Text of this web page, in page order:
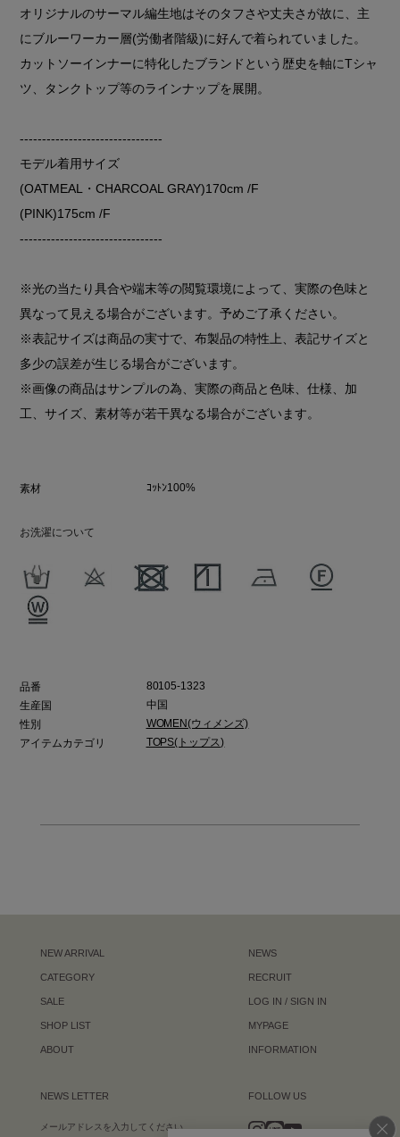
オリジナルのサーマル編生地はそのタフさや丈夫さが故に、主
にブルーワーカー層(労働者階級)に好んで着られていました。
カットソーインナーに特化したブランドという歴史を軸にTシャ
ツ、タンクトップ等のラインナップを展開。
--------------------------------
モデル着用サイズ
(OATMEAL・CHARCOAL GRAY)170cm /F
(PINK)175cm /F
--------------------------------
※光の当たり具合や端末等の閲覧環境によって、実際の色味と
異なって見える場合がございます。予めご了承ください。
※表記サイズは商品の実寸で、布製品の特性上、表記サイズと
多少の誤差が生じる場合がございます。
※画像の商品はサンプルの為、実際の商品と色味、仕様、加
工、サイズ、素材等が若干異なる場合がございます。
素材 ｺｯﾄﾝ100%
お洗濯について
品番
80105-1323
生産国
中国
性別
WOMEN(ウィメンズ)
アイテムカテゴリ
TOPS(トップス)
NEW ARRIVAL
CATEGORY
SALE
SHOP LIST
ABOUT
NEWS LETTER
NEWS
RECRUIT
LOG IN / SIGN IN
MYPAGE
INFORMATION
FOLLOW US